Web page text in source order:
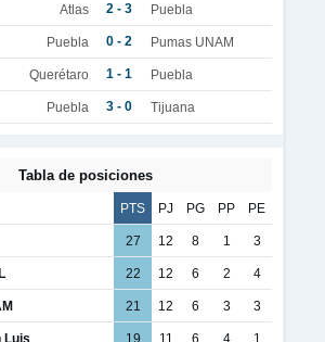
Atlas 2 - 3 Puebla
Puebla 0 - 2 Pumas UNAM
Querétaro 1 - 1 Puebla
Puebla 3 - 0 Tijuana
Tabla de posiciones
PTS PJ PG PP PE
27 12 8 1 3
22 12 6 2 4
21 12 6 3 3
Luis 19 11 6 4 1